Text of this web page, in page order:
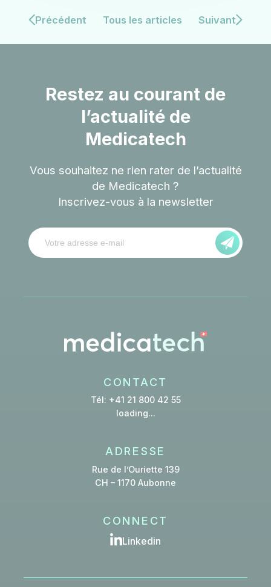
Précédent Tous les articles Suivant
Restez au courant de
l’actualité de
Medicatech
Vous souhaitez ne rien rater de l’actualité
de Medicatech ?
Inscrivez-vous à la newsletter
CONTACT
Tél: +41 21 800 42 55
loading...
ADRESSE
Rue de l’Ouriette 139
CH – 1170 Aubonne
CONNECT
Linkedin